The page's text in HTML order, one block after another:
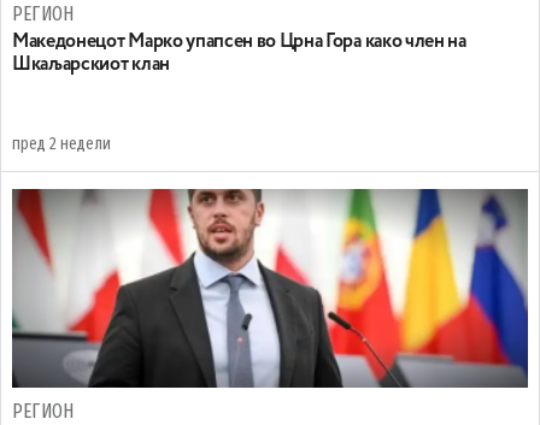
РЕГИОН
Maкедонецот Марко упапсен во Црна Гора како член на
Шкаљарскиот клан
пред 2 недели
РЕГИОН